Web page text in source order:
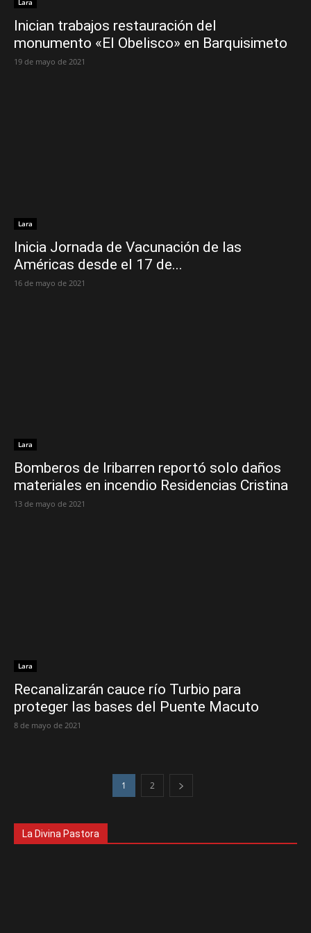
Lara
Inician trabajos restauración del
monumento «El Obelisco» en Barquisimeto
19 de mayo de 2021
Lara
Inicia Jornada de Vacunación de las
Américas desde el 17 de...
16 de mayo de 2021
Lara
Bomberos de Iribarren reportó solo daños
materiales en incendio Residencias Cristina
13 de mayo de 2021
Lara
Recanalizarán cauce río Turbio para
proteger las bases del Puente Macuto
8 de mayo de 2021
1 2
La Divina Pastora